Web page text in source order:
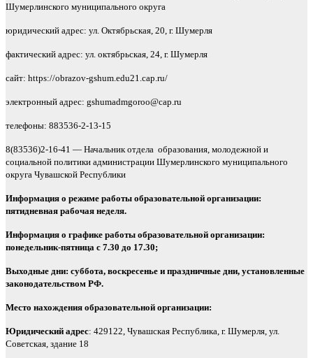
Шумерлинского муниципального округа
юридический адрес: ул. Октябрьская, 20, г. Шумерля
фактический адрес: ул. октябрьская, 24, г. Шумерля
сайт: https://obrazov-gshum.edu21.cap.ru/
электронный адрес: gshumadmgoroo@cap.ru
телефоны: 883536-2-13-15
8(83536)2-16-41 — Начальник отдела образования, молодежной и
социальной политики администрации Шумерлинского муниципального
округа Чувашской Республики
Информация о режиме работы образовательной организации:
пятидневная рабочая неделя.
Информация о графике работы образовательной организации:
понедельник-пятница с 7.30 до 17.30;
Выходные дни: суббота, воскресенье и праздничные дни, установленные
законодательством РФ.
Место нахождения образовательной организации:
Юридический адрес: 429122, Чувашская Республика, г. Шумерля, ул.
Советская, здание 18